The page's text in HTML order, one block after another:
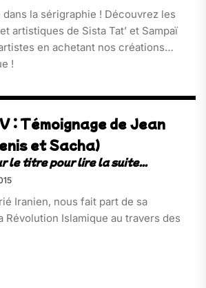
dans la sérigraphie ! Découvrez les
artistiques de Sista Tat’ et Sampaï
en achetant nos créations
!
: Témoignage de Jean
et Sacha)
Iranien, nous fait part de sa
Révolution Islamique au travers des